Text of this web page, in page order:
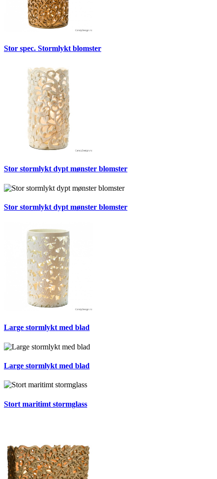
Stor spec. Stormlykt blomster
Stor stormlykt dypt mønster blomster
Stor stormlykt dypt mønster blomster
Large stormlykt med blad
Large stormlykt med blad
Stort maritimt stormglass